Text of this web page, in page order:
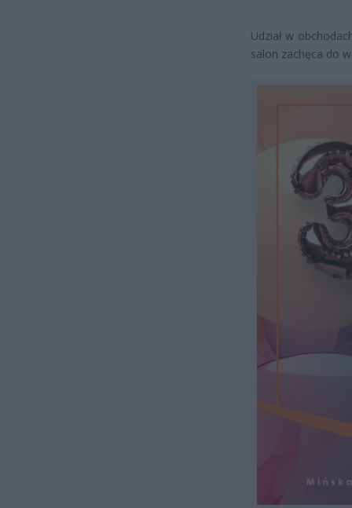
Udział w
salon zachęca do